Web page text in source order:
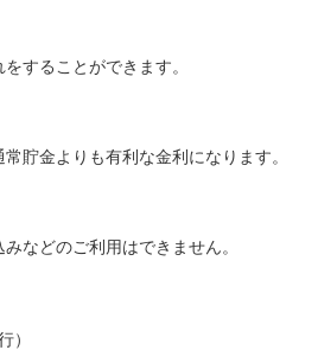
することができます。
貯金よりも有利な金利になります。
などのご利用はできません。
）